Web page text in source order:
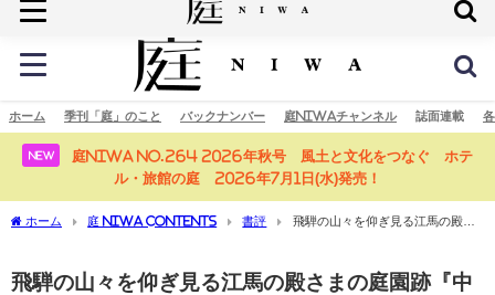
庭の未来へ
ホーム 季刊「庭」のこと バックナンバー 庭NIWAチャンネル 誌面連載
NEW
庭NIWA No.264 2026年秋号 風土と文化をつなぐ ホテ
ル・旅館の庭 2026年7月1日(水)発売！
ホーム 庭 NIWA CONTENTS 書評
飛騨の山々を仰ぎ見る江馬の殿さ
飛騨の山々を仰ぎ見る江馬の殿さまの庭園跡『中